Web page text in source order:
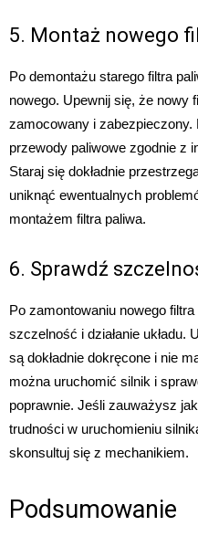
5. Montaż nowego
Po demontażu starego filtra
nowego. Upewnij się, że nowy
zamocowany i zabezpieczony.
przewody paliwowe zgodnie z
Staraj się dokładnie
uniknąć ewentualnych
montażem filtra paliwa.
6. Sprawdź
Po zamontowaniu nowego
szczelność i działanie
są dokładnie dokręcone i nie
można uruchomić silnik i
poprawnie. Jeśli zauważysz
trudności w uruchomieniu
skonsultuj się z mechanikiem.
Podsumowanie